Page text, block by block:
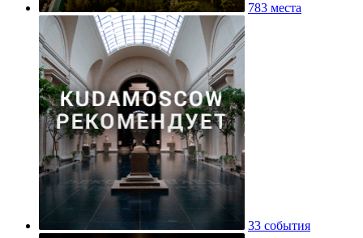
783 места
33 события